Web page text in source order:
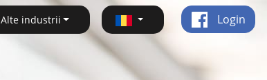
Alte industrii Login